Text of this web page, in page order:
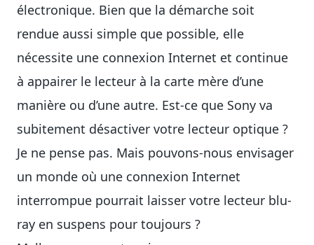
électronique. Bien que la démarche soit
rendue aussi simple que possible, elle
nécessite une connexion Internet et continue
à appairer le lecteur à la carte mère d’une
manière ou d’une autre. Est-ce que Sony va
subitement désactiver votre lecteur optique ?
Je ne pense pas. Mais pouvons-nous envisager
un monde où une connexion Internet
interrompue pourrait laisser votre lecteur blu-
ray en suspens pour toujours ?